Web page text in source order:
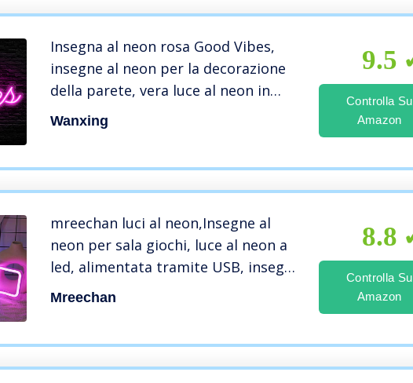
Insegna al neon rosa Good Vibes,
insegne al neon per la decorazione
della parete, vera luce al neon in
acrilico, luci da 7,9″*15,9″ per camera
da letto, bar, casa, matrimonio,
Wanxing
9.5
Controlla Su
Amazon
mreechan luci al neon,Insegne al
neon per sala giochi, luce al neon a
led, alimentata tramite USB, insegne
al neon con acriliche, decorazione da
Mreechan
8.8
Controlla Su
Amazon